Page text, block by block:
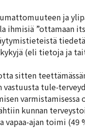
ja
ihmisiä ”ottamaan
(eli tietoja ja
sitten
vastuusta tule-
kunnan
vapaa-ajan toimi (49